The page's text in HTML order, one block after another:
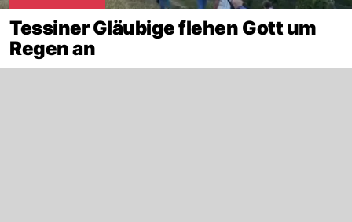
Tessiner Gläubige flehen Gott um
Regen an